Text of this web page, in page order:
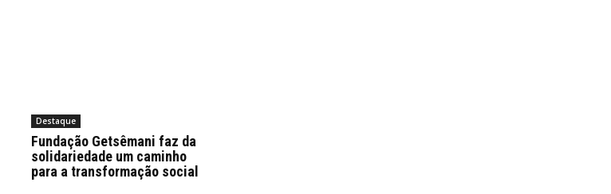
Destaque
Fundação Getsêmani faz da
solidariedade um caminho
para a transformação social